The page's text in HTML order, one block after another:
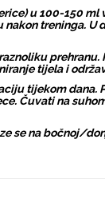
u 100-150
treninga.
tijela i
tijekom dana.
Čuvati na
se na bočnoj/